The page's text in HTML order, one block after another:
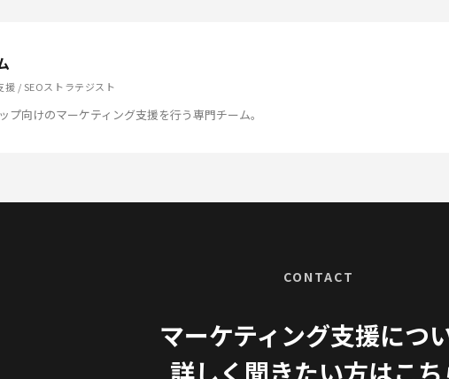
/ SEOストラテジスト
プ向けのマーケティング支援を行う専門チーム。
CONTACT
マーケティング支援につ
詳しく聞きたい方はこち